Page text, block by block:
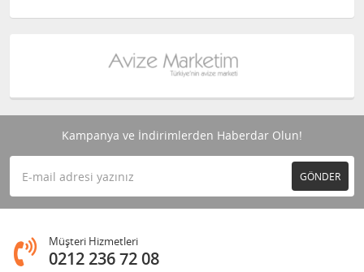
Kampanya ve İndirimlerden Haberdar Olun!
GÖNDER
Müşteri Hizmetleri
0212 236 72 08